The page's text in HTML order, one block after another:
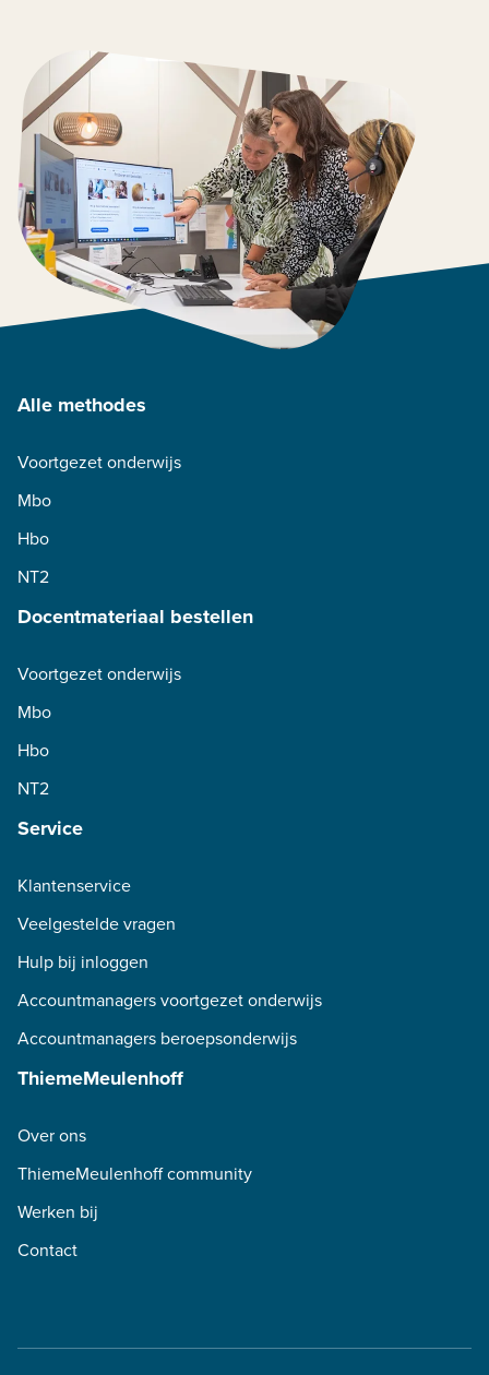
Alle methodes
Voortgezet onderwijs
Mbo
Hbo
NT2
Docentmateriaal bestellen
Voortgezet onderwijs
Mbo
Hbo
NT2
Service
Klantenservice
Veelgestelde vragen
Hulp bij inloggen
Accountmanagers voortgezet onderwijs
Accountmanagers beroepsonderwijs
ThiemeMeulenhoff
Over ons
ThiemeMeulenhoff community
Werken bij
Contact